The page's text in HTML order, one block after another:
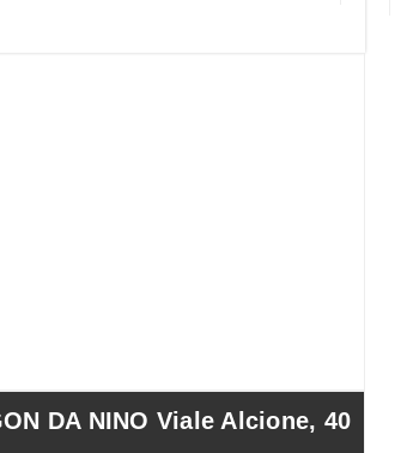
DA NINO Viale Alcione, 40